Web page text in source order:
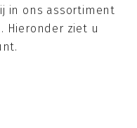
in ons assortiment
Hieronder ziet u